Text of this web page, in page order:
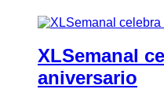
XLSemanal
aniversario